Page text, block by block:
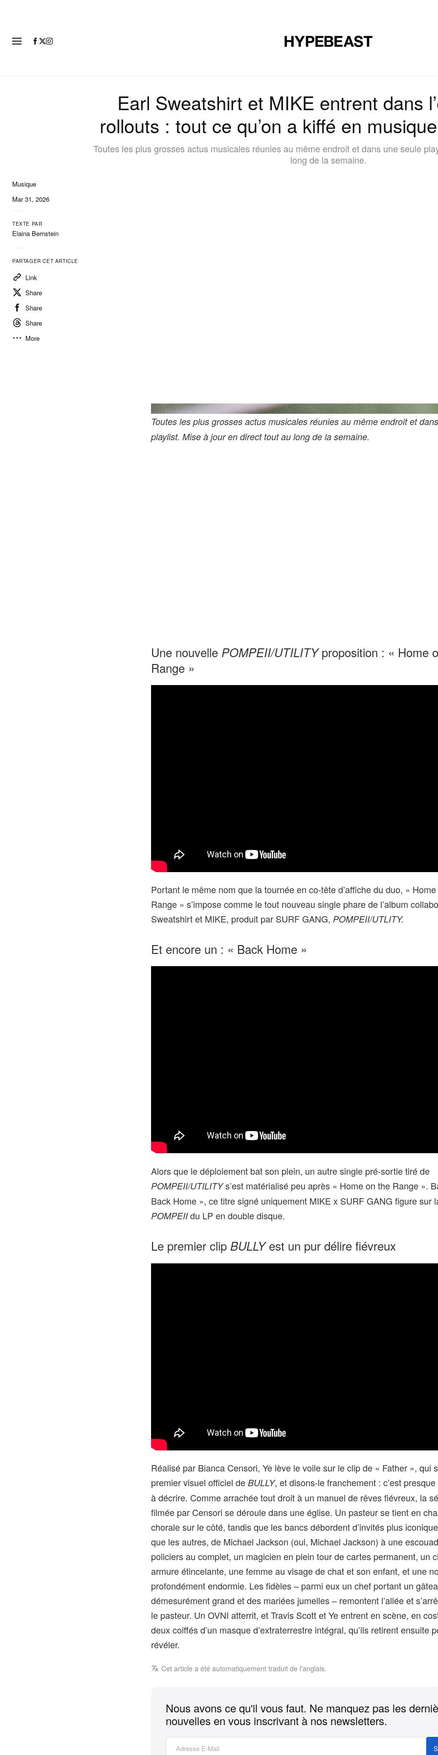
Earl Sweatshirt et MIKE entrent dans
rollouts : tout ce qu’on a kiffé en
Toutes les plus grosses actus musicales réunies au même endroit et dans une seule
long de la semaine.
Musique
Mar 31, 2026
TEXTE PAR
Elaina Bernstein
PARTAGER CET ARTICLE
Link
Share
Share
Share
More
Ronaldo Bolaños/Los Angeles Times
Toutes les plus grosses actus musicales réunies au même endroit et
playlist. Mise à jour en direct tout au long de la semaine.
Une nouvelle POMPEII/UTILITYproposition : « Home
Range »
Portant le même nom que la tournée en co‑tête d’affiche du duo, «
Range » s’impose comme le tout nouveau single phare de l’album
Sweatshirt et MIKE, produit par SURF GANG,POMPEII/UTLITY.
Et encore un : « Back Home »
Alors que le déploiement bat son plein, un autre single pré‑sortie tiré de
POMPEII/UTILITYs’est matérialisé peu après « Home on the Range ».
Back Home », ce titre signé uniquement MIKE x SURF GANG figure sur
POMPEIIdu LP en double disque.
Le premier clip BULLYest un pur délire fiévreux
Réalisé par Bianca Censori, Ye lève le voile sur le clip de « Father », qui
premier visuel officiel deBULLY, et disons‑le franchement : c’est
à décrire. Comme arrachée tout droit à un manuel de rêves fiévreux, la
filmée par Censori se déroule dans une église. Un pasteur se tient en
chorale sur le côté, tandis que les bancs débordent d’invités plus
que les autres, de Michael Jackson (oui, Michael Jackson) à une
policiers au complet, un magicien en plein tour de cartes permanent, un
armure étincelante, une femme au visage de chat et son enfant, et une
profondément endormie. Les fidèles – parmi eux un chef portant un
démesurément grand et des mariées jumelles – remontent l’allée et
le pasteur. Un OVNI atterrit, et Travis Scott et Ye entrent en scène, en
deux coiffés d’un masque d’extraterrestre intégral, qu’ils retirent ensuite
révéler.
Cet article a été automatiquement traduit de l'anglais.
Nous avons ce qu'il vous faut. Ne manquez pas les
nouvelles en vous inscrivant à nos newsletters.